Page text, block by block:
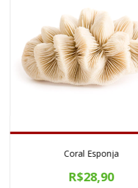
Coral Esponja
R$28,90